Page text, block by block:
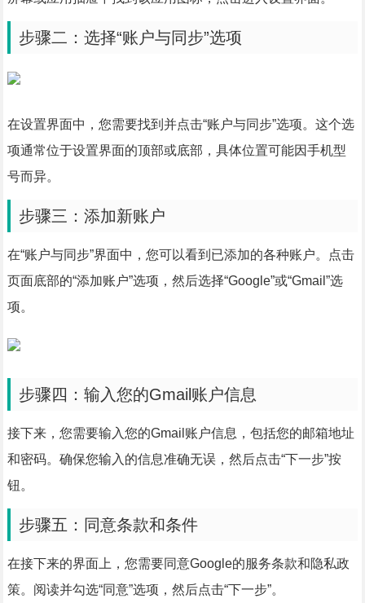
步骤二：选择“账户与同步”选项
在设置界面中，您需要找到并点击“账户与同步”选项。这个选
项通常位于设置界面的顶部或底部，具体位置可能因手机型
号而异。
步骤三：添加新账户
在“账户与同步”界面中，您可以看到已添加的各种账户。点击
页面底部的“添加账户”选项，然后选择“Google”或“Gmail”选
项。
步骤四：输入您的Gmail账户信息
接下来，您需要输入您的Gmail账户信息，包括您的邮箱地址
和密码。确保您输入的信息准确无误，然后点击“下一步”按
钮。
步骤五：同意条款和条件
在接下来的界面上，您需要同意Google的服务条款和隐私政
策。阅读并勾选“同意”选项，然后点击“下一步”。